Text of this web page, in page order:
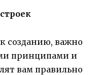
созданию, важно
принципами и
вам правильно